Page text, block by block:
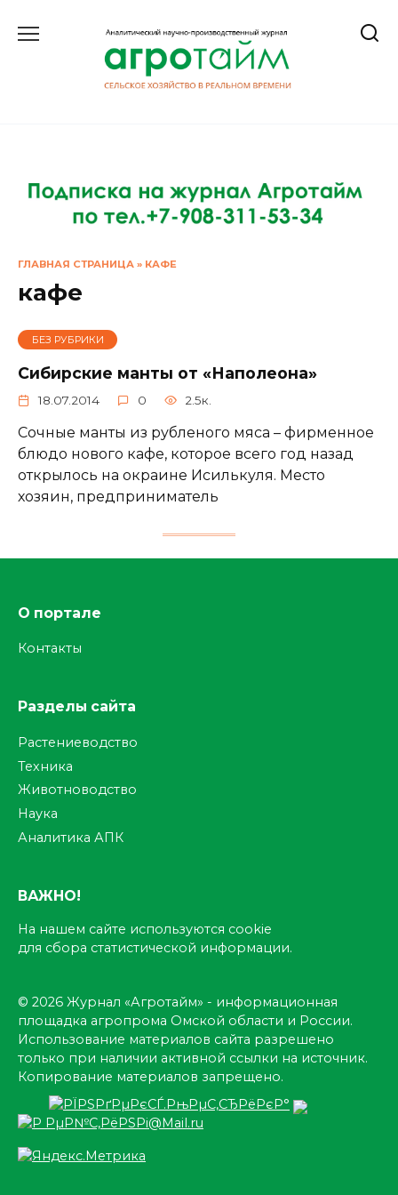
ГЛАВНАЯ СТРАНИЦА » КАФЕ
кафе
БЕЗ РУБРИКИ
Сибирские манты от «Наполеона»
18.07.2014 0 2.5к.
Сочные манты из рубленого мяса – фирменное
блюдо нового кафе, которое всего год назад
открылось на окраине Исилькуля. Место
хозяин, предприниматель
О портале
Контакты
Разделы сайта
Растениеводство
Техника
Животноводство
Наука
Аналитика АПК
ВАЖНО!
На нашем сайте используются cookie
для сбора статистической информации.
© 2026 Журнал «Агротайм» - информационная
площадка агропрома Омской области и России.
Использование материалов сайта разрешено
только при наличии активной ссылки на источник.
Копирование материалов запрещено.